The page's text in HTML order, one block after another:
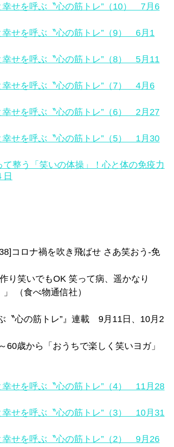
せを呼ぶ〝心の筋トレ”（10）　7月6
せを呼ぶ〝心の筋トレ”（9）　6月1
せを呼ぶ〝心の筋トレ”（8）　5月11
せを呼ぶ〝心の筋トレ”（7）　4月6
せを呼ぶ〝心の筋トレ”（6）　2月27
せを呼ぶ〝心の筋トレ”（5）　1月30
整う「笑いの体操」！心と体の免疫力
コロナ禍を吹き飛ばせ さあ笑おう-免
り笑いでもOK 笑って病、遥かなり
（食べ物通信社）
心の筋トレ”』連載　9月11日、10月2
60歳から「おうちで楽しく笑いヨガ」
せを呼ぶ〝心の筋トレ”（4）　11月28
せを呼ぶ〝心の筋トレ”（3）　10月31
せを呼ぶ〝心の筋トレ”（2）　9月26